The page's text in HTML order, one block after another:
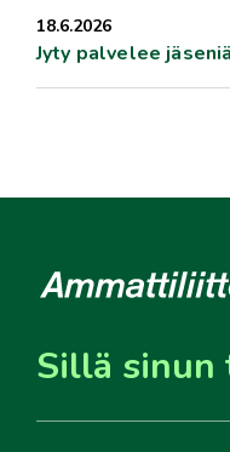
18.6.2026
Jyty palvelee
Sillä sinun